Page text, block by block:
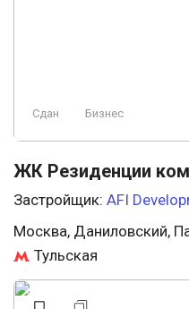
Сдан Бизнес
ЖК Резиденции
Застройщик: AFI
Москва, Даниловский,
Тульская